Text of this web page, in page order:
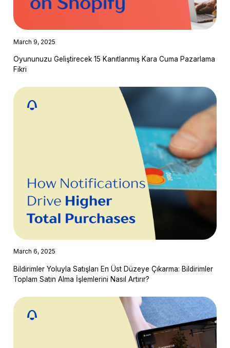
March 9, 2025
Oyununuzu Geliştirecek 15 Kanıtlanmış Kara Cuma Pazarlama
Fikri
March 6, 2025
Bildirimler Yoluyla Satışları En Üst Düzeye Çıkarma: Bildirimler
Toplam Satın Alma İşlemlerini Nasıl Artırır?